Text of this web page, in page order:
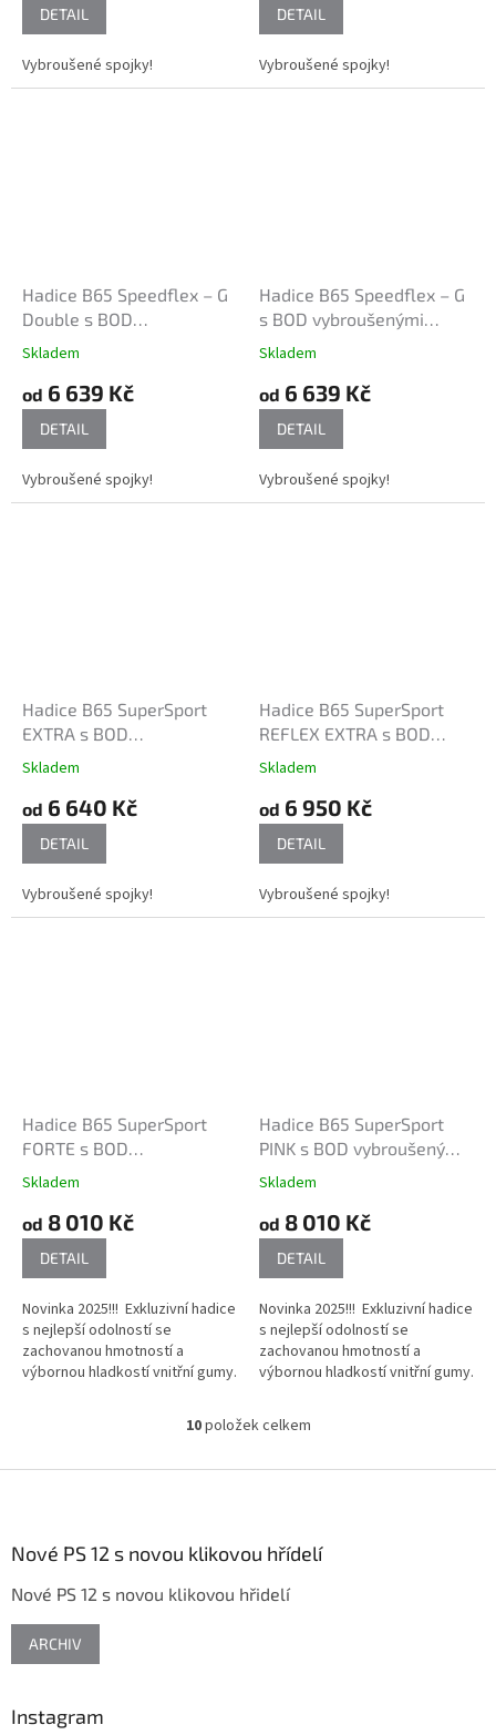
DETAIL
Vybroušené spojky!
DETAIL
Vybroušené spojky!
Hadice B65 Speedflex – G
Double s BOD
vybroušenými kovanými
Skladem
od 6 639 Kč
DETAIL
Vybroušené spojky!
Hadice B65 Speedflex – G
s BOD vybroušenými
kovanými spojkami
Skladem
od 6 639 Kč
DETAIL
Vybroušené spojky!
Hadice B65 SuperSport
EXTRA s BOD
vybroušenými kovanými
Skladem
od 6 640 Kč
DETAIL
Vybroušené spojky!
Hadice B65 SuperSport
REFLEX EXTRA s BOD
vybroušenými kovanými
Skladem
od 6 950 Kč
DETAIL
Vybroušené spojky!
Hadice B65 SuperSport
FORTE s BOD
vybroušenými kovanými
Skladem
od 8 010 Kč
DETAIL
Novinka 2025!!! Exkluzivní hadice
s nejlepší odolností se
zachovanou hmotností a
výbornou hladkostí vnitřní gumy.
Hadice B65 SuperSport
PINK s BOD vybroušenými
kovanými spojkami
Skladem
od 8 010 Kč
DETAIL
Novinka 2025!!! Exkluzivní hadice
s nejlepší odolností se
zachovanou hmotností a
výbornou hladkostí vnitřní gumy.
O
l
c
í
p
10položek celkem
Nové PS 12 s novou klikovou hřídelí
Nové PS 12 s novou klikovou hřidelí
ARCHIV
Instagram